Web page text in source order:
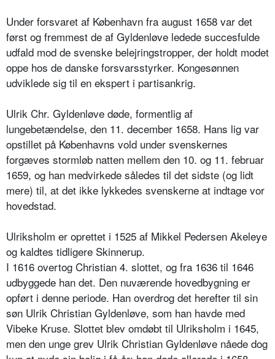
Under forsvaret af København fra august 1658 var det
først og fremmest de af Gyldenløve ledede succesfulde
udfald mod de svenske belejringstropper, der holdt modet
oppe hos de danske forsvarsstyrker. Kongesønnen
udviklede sig til en ekspert i partisankrig.
Ulrik Chr. Gyldenløve døde, formentlig af
lungebetændelse, den 11. december 1658. Hans lig var
opstillet på Københavns vold under svenskernes
forgæves stormløb natten mellem den 10. og 11. februar
1659, og han medvirkede således til det sidste (og lidt
mere) til, at det ikke lykkedes svenskerne at indtage vor
hovedstad.
Ulriksholm er oprettet i 1525 af Mikkel Pedersen Akeleye
og kaldtes tidligere Skinnerup.
I 1616 overtog Christian 4. slottet, og fra 1636 til 1646
udbyggede han det. Den nuværende hovedbygning er
opført i denne periode. Han overdrog det herefter til sin
søn Ulrik Christian Gyldenløve, som han havde med
Vibeke Kruse. Slottet blev omdøbt til Ulriksholm i 1645,
men den unge grev Ulrik Christian Gyldenløve nåede dog